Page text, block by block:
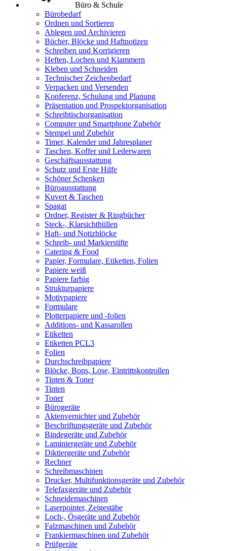
Büro & Schule
Bürobedarf
Ordnen und Sortieren
Ablegen und Archivieren
Bücher, Blöcke und Haftnotizen
Schreiben und Korrigieren
Heften, Lochen und Klammern
Kleben und Schneiden
Technischer Zeichenbedarf
Verpacken und Versenden
Konferenz, Schulung und Planung
Präsentation und Prospektorganisation
Schreibtischorganisation
Computer und Smartphone Zubehör
Stempel und Zubehör
Timer, Kalender und Jahresplaner
Taschen, Koffer und Lederwaren
Geschäftsausstattung
Schutz und Erste Hilfe
Schöner Schenken
Büroausstattung
Kuvert & Taschen
Spagat
Ordner, Register & Ringbücher
Steck-, Klarsichthüllen
Haft- und Notizblöcke
Schreib- und Markierstifte
Catering & Food
Papier, Formulare, Etiketten, Folien
Papiere weiß
Papiere farbig
Strukturpapiere
Motivpapiere
Formulare
Plotterpapiere und -folien
Additions- und Kassarollen
Etiketten
Etiketten PCL3
Folien
Durchschreibpapiere
Blöcke, Bons, Lose, Eintrittskontrollen
Tinten & Toner
Tinten
Toner
Bürogeräte
Aktenvernichter und Zubehör
Beschriftungsgeräte und Zubehör
Bindegeräte und Zubehör
Laminiergeräte und Zubehör
Diktiergeräte und Zubehör
Rechner
Schreibmaschinen
Drucker, Multifunktionsgeräte und Zubehör
Telefaxgeräte und Zubehör
Schneidemaschinen
Laserpointer, Zeigestäbe
Loch-, Ösgeräte und Zubehör
Falzmaschinen und Zubehör
Frankiermaschinen und Zubehör
Prüfgeräte